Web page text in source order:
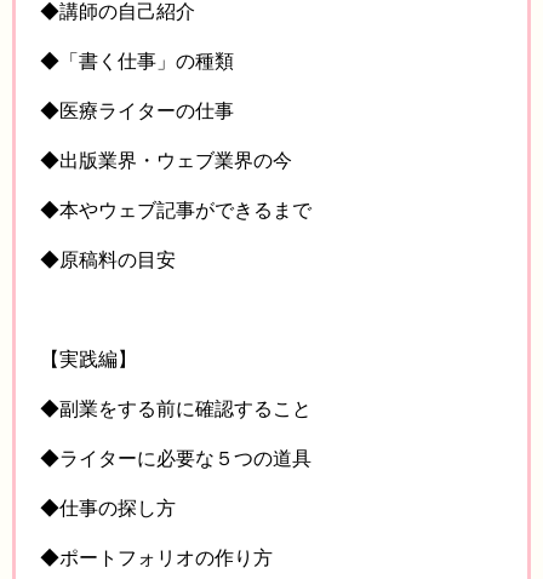
◆講師の自己紹介
◆「書く仕事」の種類
◆医療ライターの仕事
◆出版業界・ウェブ業界の今
◆本やウェブ記事ができるまで
◆原稿料の目安
【実践編】
◆副業をする前に確認すること
◆ライターに必要な５つの道具
◆仕事の探し方
◆ポートフォリオの作り方